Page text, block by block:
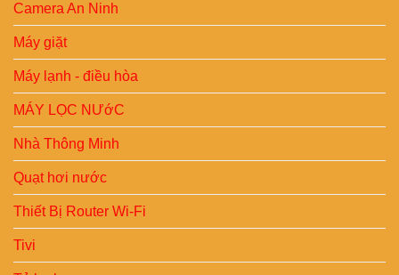
Camera An Ninh
Máy giặt
Máy lạnh - điều hòa
MÁY LỌC NƯớC
Nhà Thông Minh
Quạt hơi nước
Thiết Bị Router Wi-Fi
Tivi